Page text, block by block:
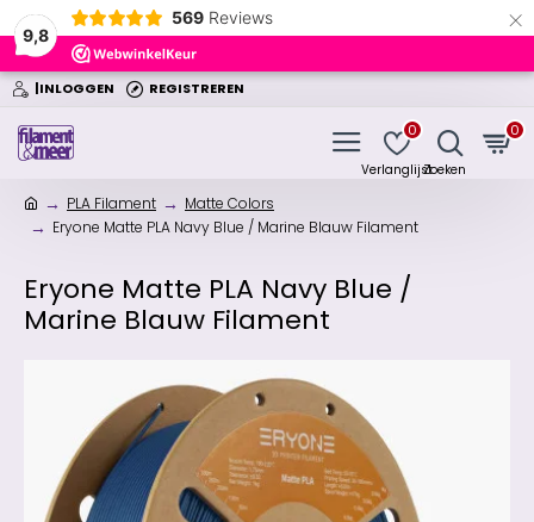
9,8
569 Reviews ×
|INLOGGEN REGISTREREN
0 0
PLA Filament
Matte Colors
Eryone Matte PLA Navy Blue / Marine Blauw Filament
Eryone Matte PLA Navy Blue /
Marine Blauw Filament